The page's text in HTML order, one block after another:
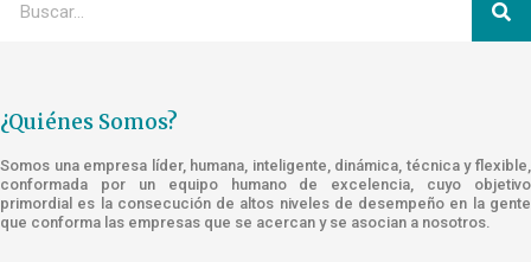
¿Quiénes Somos?
Somos una empresa líder, humana, inteligente, dinámica, técnica y flexible,
conformada por un equipo humano de excelencia, cuyo objetivo
primordial es la consecución de altos niveles de desempeño en la gente
que conforma las empresas que se acercan y se asocian a nosotros.